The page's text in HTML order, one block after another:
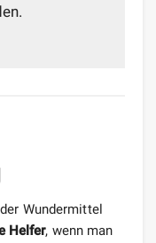
Wundermittel
Helfer, wenn man